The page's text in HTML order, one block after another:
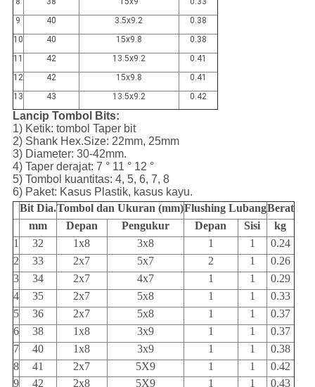
9
40 3.5x9.2
0.38
10
40 15x9.8
0.38
11
42 13.5x9.2
0.41
12
42 15x9.8
0.41
13
43 13.5x9.2 0.42
Lancip Tombol Bits:
1) Ketik: tombol Taper bit
2) Shank Hex.Size: 22mm, 25mm
3) Diameter: 30-42mm.
4) Taper derajat: 7 ° 11 ° 12 °
5) Tombol kuantitas: 4, 5, 6, 7, 8
6) Paket: Kasus Plastik, kasus kayu.
Bit Dia.Tombol dan Ukuran (mm)Flushing LubangBerat
mm
Depan Pengukur Depan Sisi
kg
1
32 1x8 3x8 1 1
0.24
2
33 2x7 5x7 2 1
0.26
3
34 2x7 4x7 1 1
0.29
4
35 2x7 5x8 1 1
0.33
5
36 2x7 5x8 1 1
0.37
6
38 1x8 3x9 1 1
0.37
7
40 1x8 3x9 1 1
0.38
8
41 2x7 5X9 1 1
0.42
9
42 2x8 5X9 1 1 0.43